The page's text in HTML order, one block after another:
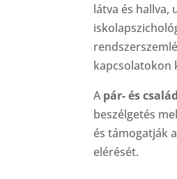
látva és hallva,
kapcsolatokon
Apár- és
beszélgetés
és támogatják
elérését.